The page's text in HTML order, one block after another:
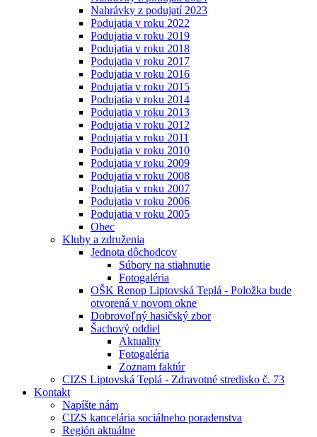
Nahrávky z podujatí 2023
Podujatia v roku 2022
Podujatia v roku 2019
Podujatia v roku 2018
Podujatia v roku 2017
Podujatia v roku 2016
Podujatia v roku 2015
Podujatia v roku 2014
Podujatia v roku 2013
Podujatia v roku 2012
Podujatia v roku 2011
Podujatia v roku 2010
Podujatia v roku 2009
Podujatia v roku 2008
Podujatia v roku 2007
Podujatia v roku 2006
Podujatia v roku 2005
Obec
Kluby a združenia
Jednota dôchodcov
Súbory na stiahnutie
Fotogaléria
OŠK Renop Liptovská Teplá - Položka bude
otvorená v novom okne
Dobrovoľný hasičský zbor
Šachový oddiel
Aktuality
Fotogaléria
Zoznam faktúr
CIZS Liptovská Teplá - Zdravotné stredisko č. 73
Kontakt
Napíšte nám
CIZS kancelária sociálneho poradenstva
Región aktuálne